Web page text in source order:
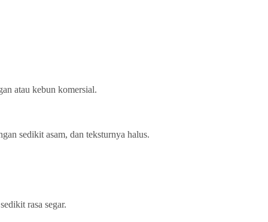
atau kebun komersial.
sedikit asam, dan teksturnya halus.
rasa segar.